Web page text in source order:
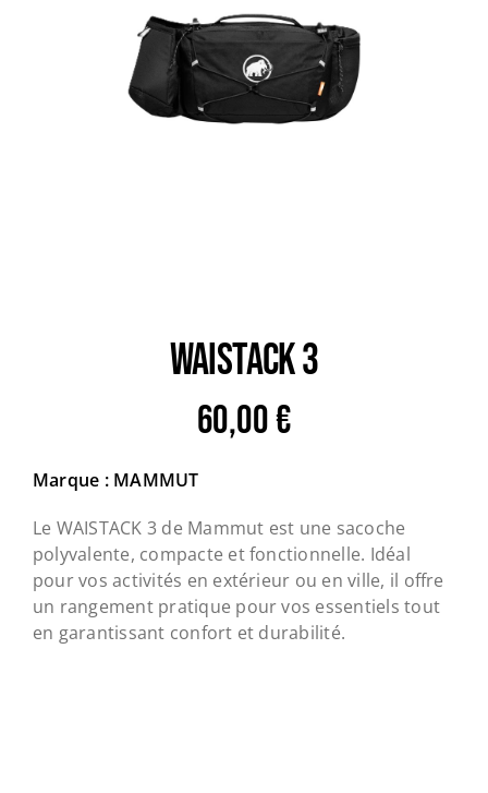
Trail
Escalade / Alpinisme
WAISTACK 3
60,00€
Marque : MAMMUT
Le WAISTACK 3 de Mammut est une sacoche
polyvalente, compacte et fonctionnelle. Idéal
pour vos activités en extérieur ou en ville, il offre
un rangement pratique pour vos essentiels tout
en garantissant confort et durabilité.